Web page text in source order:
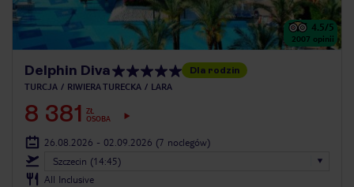
4.5/5
2007 opinii
Delphin Diva Dla rodzin
TURCJA RIWIERA TURECKA LARA
8 381
ZŁ
OSOBA
26.08.2026 - 02.09.2026 (7 noclegów)
Szczecin (14:45)
All Inclusive